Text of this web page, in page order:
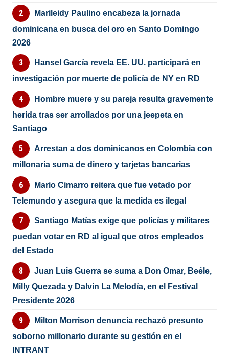
Marileidy Paulino encabeza la jornada
dominicana en busca del oro en Santo Domingo
2026
Hansel García revela EE. UU. participará en
investigación por muerte de policía de NY en RD
Hombre muere y su pareja resulta gravemente
herida tras ser arrollados por una jeepeta en
Santiago
Arrestan a dos dominicanos en Colombia con
millonaria suma de dinero y tarjetas bancarias
Mario Cimarro reitera que fue vetado por
Telemundo y asegura que la medida es ilegal
Santiago Matías exige que policías y militares
puedan votar en RD al igual que otros empleados
del Estado
Juan Luis Guerra se suma a Don Omar, Beéle,
Milly Quezada y Dalvin La Melodía, en el Festival
Presidente 2026
Milton Morrison denuncia rechazó presunto
soborno millonario durante su gestión en el
INTRANT